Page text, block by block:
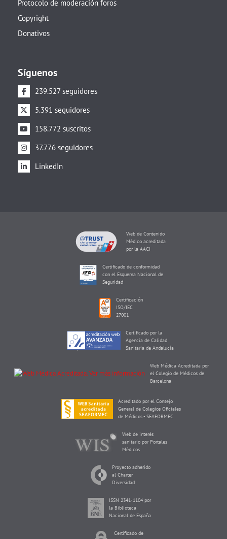
Protocolo de moderación foros
Copyright
Donativos
Síguenos
239.527 seguidores
5.391 seguidores
158.772 suscritos
37.776 seguidores
LinkedIn
Web de Contenido
Médico acreditada
por la AACI
Certificado de conformidad
con el Esquema Nacional de
Seguridad
Certificación
ISO/IEC
27001
Certificado por la
Agencia de Calidad
Sanitaria de Andalucía
Web Médica Acreditada por
el Colegio de Médicos de
Barcelona
Acreditado por el Consejo
General de Colegios Oficiales
de Médicos - SEAFORMEC
Web de interés
sanitario por Portales
Médicos
Proyecto adherido
al Charter
Diversidad
ISSN 2341-1104 por
la Biblioteca
Nacional de España
Certificado de